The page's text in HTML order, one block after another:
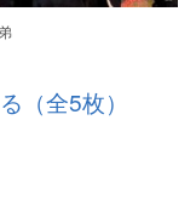
（全5枚）